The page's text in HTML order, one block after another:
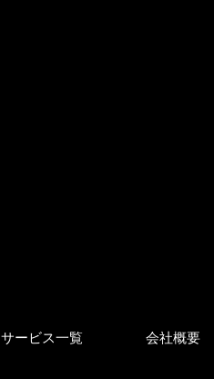
サービス一覧 会社概要
CAREERS